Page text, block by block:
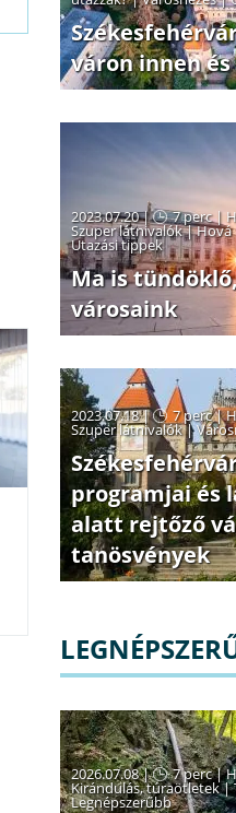
váron innen
2023.07.20 | 7 perc|
Szuper látnivalók|Hová
Utazási tippek
Ma is
városaink
2023.07.18 | 7 perc|
Szuper látnivalók|
programjai és
alatt rejtőző
tanösvények
2026.07.08 | 7 perc|
Kirándulás, túraötletek|
Legnépszerűbb